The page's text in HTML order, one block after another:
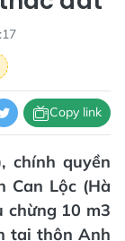
Copy link
chính quyền
Can Lộc (Hà
chừng 10 m3
tại thôn Anh